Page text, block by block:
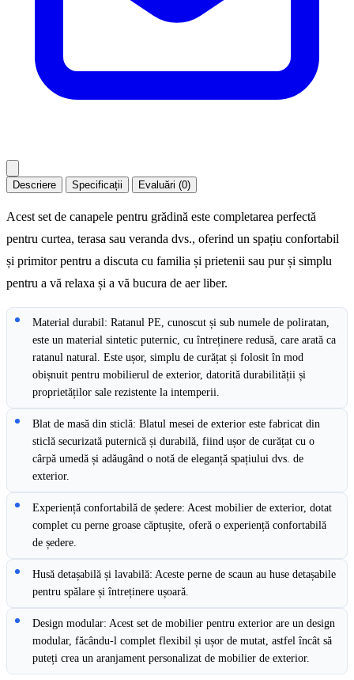
Descriere Specificații Evaluări (0)
Acest set de canapele pentru grădină este completarea perfectă
pentru curtea, terasa sau veranda dvs., oferind un spațiu confortabil
și primitor pentru a discuta cu familia și prietenii sau pur și simplu
pentru a vă relaxa și a vă bucura de aer liber.
Material durabil: Ratanul PE, cunoscut și sub numele de poliratan,
este un material sintetic puternic, cu întreținere redusă, care arată ca
ratanul natural. Este ușor, simplu de curățat și folosit în mod
obișnuit pentru mobilierul de exterior, datorită durabilității și
proprietăților sale rezistente la intemperii.
Blat de masă din sticlă: Blatul mesei de exterior este fabricat din
sticlă securizată puternică și durabilă, fiind ușor de curățat cu o
cârpă umedă și adăugând o notă de eleganță spațiului dvs. de
exterior.
Experiență confortabilă de ședere: Acest mobilier de exterior, dotat
complet cu perne groase căptușite, oferă o experiență confortabilă
de ședere.
Husă detașabilă și lavabilă: Aceste perne de scaun au huse detașabile
pentru spălare și întreținere ușoară.
Design modular: Acest set de mobilier pentru exterior are un design
modular, făcându-l complet flexibil și ușor de mutat, astfel încât să
puteți crea un aranjament personalizat de mobilier de exterior.